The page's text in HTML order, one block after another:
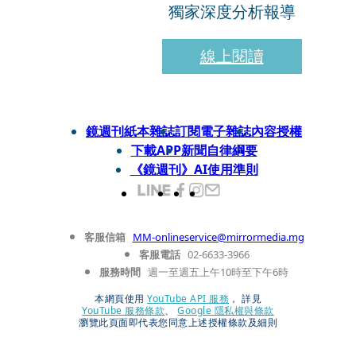
獨家深度分析報導
線上閱讀
鏡週刊紙本雜誌訂閱電子雜誌內容授權
下載APP新聞自律綱要
《鏡週刊》AI使用準則
客服信箱 MM-onlineservice@mirrormedia.mg
客服電話 02-6633-3966
服務時間 週一至週五上午10時至下午6時
本網頁使用 YouTube API 服務 ， 詳見
YouTube 服務條款、
Google 隱私權與條款
瀏覽此頁面即代表您同意上述授權條款及細則